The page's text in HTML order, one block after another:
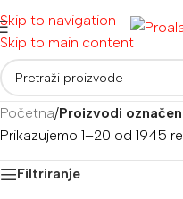
Skip to navigation
Skip to main content
Početna/Proizvodi
Prikazujemo 1–20 od 1945
Filtriranje